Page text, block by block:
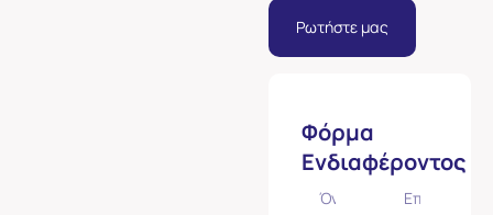
Ρωτήστε μας
Φόρμα
Ενδιαφέροντος